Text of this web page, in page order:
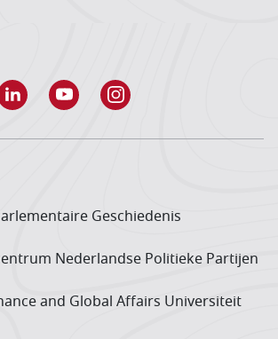
Geschiedenis
Neder­landse Politieke Partijen
and Global Affairs Universiteit